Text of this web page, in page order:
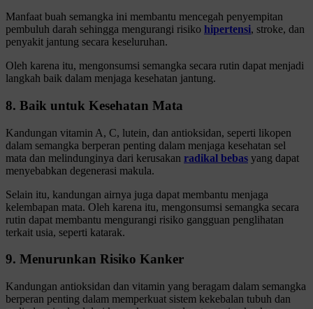
Manfaat buah semangka ini membantu mencegah penyempitan
pembuluh darah sehingga mengurangi risiko hipertensi, stroke, dan
penyakit jantung secara keseluruhan.
Oleh karena itu, mengonsumsi semangka secara rutin dapat menjadi
langkah baik dalam menjaga kesehatan jantung.
8. Baik untuk Kesehatan Mata
Kandungan vitamin A, C, lutein, dan antioksidan, seperti likopen
dalam semangka berperan penting dalam menjaga kesehatan sel
mata dan melindunginya dari kerusakan radikal bebas yang dapat
menyebabkan degenerasi makula.
Selain itu, kandungan airnya juga dapat membantu menjaga
kelembapan mata. Oleh karena itu, mengonsumsi semangka secara
rutin dapat membantu mengurangi risiko gangguan penglihatan
terkait usia, seperti katarak.
9. Menurunkan Risiko Kanker
Kandungan antioksidan dan vitamin yang beragam dalam semangka
berperan penting dalam memperkuat sistem kekebalan tubuh dan